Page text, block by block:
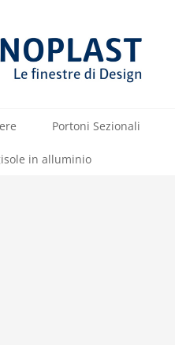
Portoni Sezionali
in alluminio